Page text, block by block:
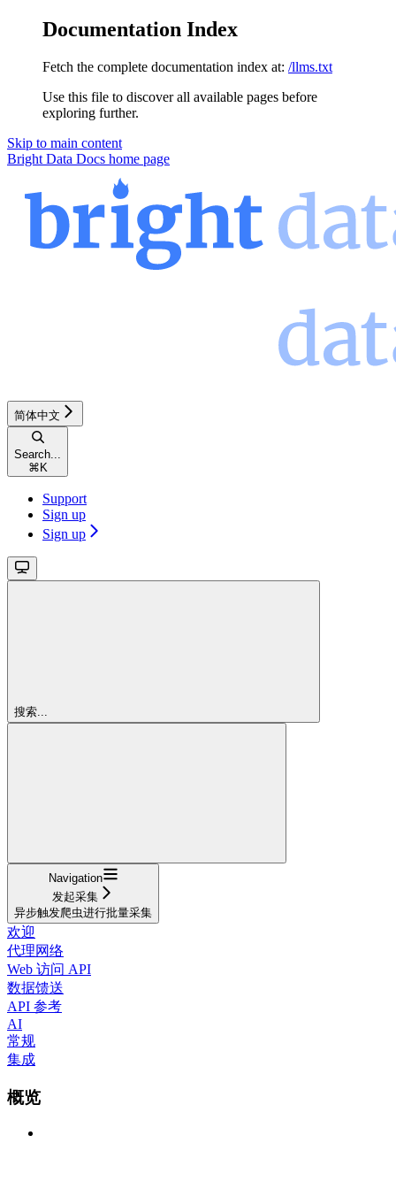
Documentation Index
Fetch the complete documentation index at: /llms.txt
Use this file to discover all available pages before
exploring further.
Skip to main content
Bright Data Docs home page
简体中文
Search...
⌘ K
Support
Sign up
Sign up
搜索...
Navigation
发起采集
异步触发爬虫进行批量采集
欢迎
代理网络
Web 访问 API
数据馈送
API 参考
AI
常规
集成
概览